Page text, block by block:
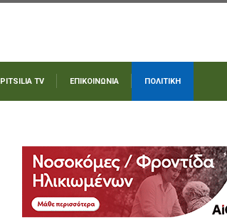
PITSILIA TV ΕΠΙΚΟΙΝΩΝΙΑ ΠΟΛΙΤΙΚΗ